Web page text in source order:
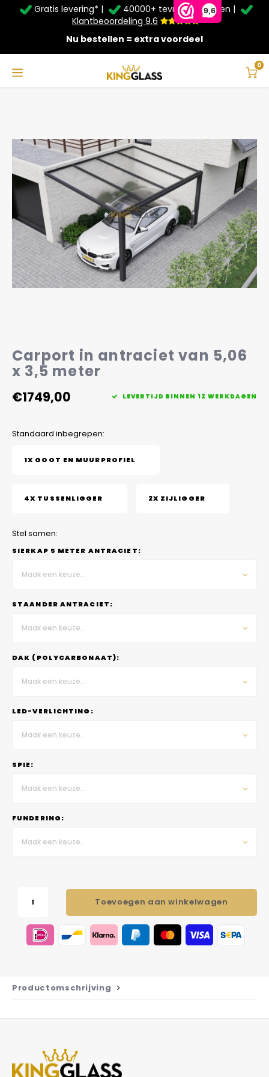
9,6
Service & Contact
Afhalen
Montage
Betaalmethoden
Garantie
Veelgestelde vragen
Taal
Deutsch
Gratis levering* |
40000+ tevreden klanten |
Klantbeoordeling 9,6
Nu bestellen = extra voordeel
0
Zomer Deals: Tot 20% kortingop schuifwanden en
veranda's +€20extra kassa korting*
Carport in antraciet van 5,06 x 3,5 meter
Carport in antraciet van 5,06
x 3,5 meter
€1749,00 LEVERTIJD BINNEN 12 WERKDAGEN
Standaard inbegrepen:
1X GOOT EN MUURPROFIEL
4X TUSSENLIGGER 2X ZIJLIGGER
Stel samen:
SIERKAP 5 METER ANTRACIET:
Maak een keuze...
STAANDER ANTRACIET:
Maak een keuze...
DAK (POLYCARBONAAT):
Maak een keuze...
LED-VERLICHTING:
Maak een keuze...
SPIE:
Maak een keuze...
FUNDERING:
Maak een keuze...
Toevoegen aan winkelwagen
Productomschrijving